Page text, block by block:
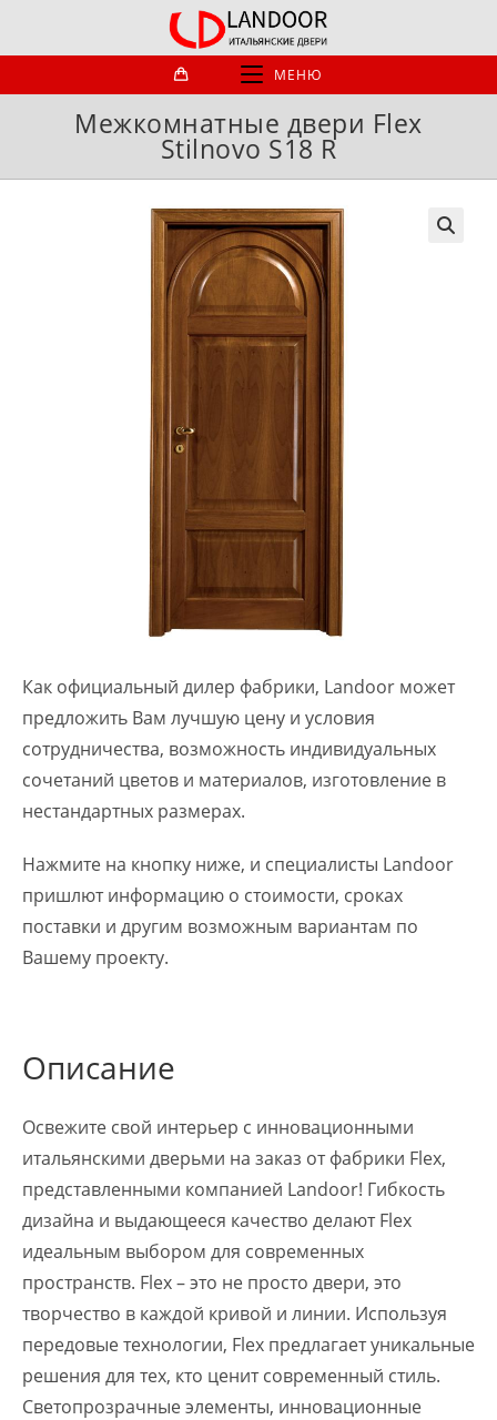
МЕНЮ
Межкомнатные двери Flex
Stilnovo S18 R
Как официальный дилер фабрики, Landoor может
предложить Вам лучшую цену и условия
сотрудничества, возможность индивидуальных
сочетаний цветов и материалов, изготовление в
нестандартных размерах.
Нажмите на кнопку ниже, и специалисты Landoor
пришлют информацию о стоимости, сроках
поставки и другим возможным вариантам по
Вашему проекту.
Описание
Освежите свой интерьер с инновационными
итальянскими дверьми на заказ от фабрики Flex,
представленными компанией Landoor! Гибкость
дизайна и выдающееся качество делают Flex
идеальным выбором для современных
пространств. Flex – это не просто двери, это
творчество в каждой кривой и линии. Используя
передовые технологии, Flex предлагает уникальные
решения для тех, кто ценит современный стиль.
Светопрозрачные элементы, инновационные